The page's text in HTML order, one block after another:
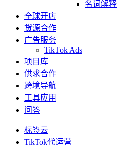
名词解释
全球开店
货源合作
广告服务
TikTok Ads
项目库
供求合作
跨境导航
工具应用
问答
标签云
TikTok代运营